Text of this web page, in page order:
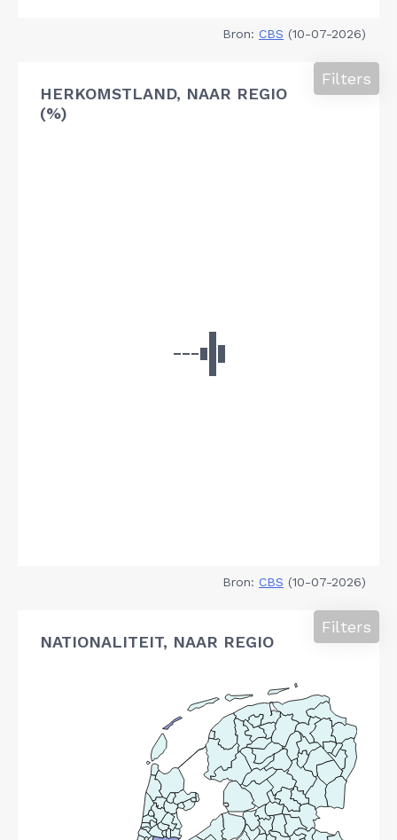
Bron: CBS (10-07-2026)
HERKOMSTLAND, NAAR REGIO
(%)
Filters
Bron: CBS (10-07-2026)
NATIONALITEIT, NAAR REGIO
Filters